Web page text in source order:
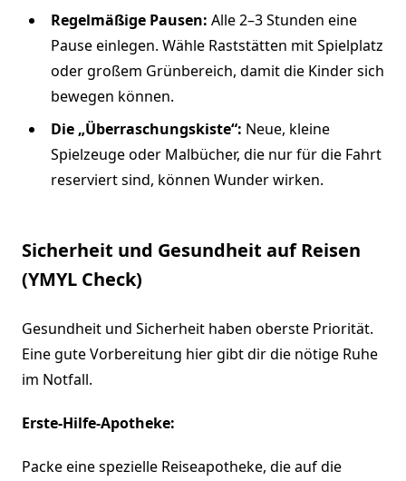
Regelmäßige Pausen: Alle 2–3 Stunden eine
Pause einlegen. Wähle Raststätten mit Spielplatz
oder großem Grünbereich, damit die Kinder sich
bewegen können.
Die „Überraschungskiste“: Neue, kleine
Spielzeuge oder Malbücher, die nur für die Fahrt
reserviert sind, können Wunder wirken.
Sicherheit und Gesundheit auf Reisen
(YMYL Check)
Gesundheit und Sicherheit haben oberste Priorität.
Eine gute Vorbereitung hier gibt dir die nötige Ruhe
im Notfall.
Erste-Hilfe-Apotheke:
Packe eine spezielle Reiseapotheke, die auf die